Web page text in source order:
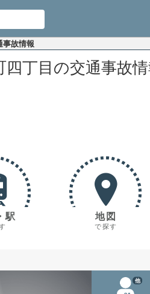
事故情報
丁目の交通事故情
駅 地図
で探す
他